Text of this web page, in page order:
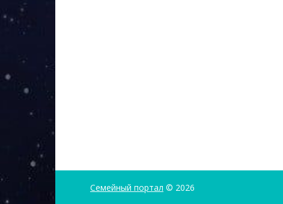
Семейный портал © 2026